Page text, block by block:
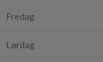
Fredag
Lørdag